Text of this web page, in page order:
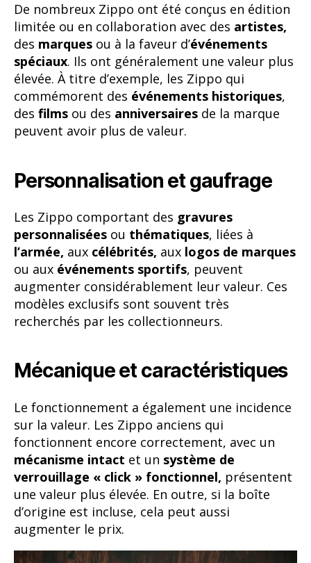
De nombreux Zippo ont été conçus en édition
limitée ou en collaboration avec des artistes,
des marques ou à la faveur d’événements
spéciaux. Ils ont généralement une valeur plus
élevée. À titre d’exemple, les Zippo qui
commémorent des événements historiques,
des films ou des anniversaires de la marque
peuvent avoir plus de valeur.
Personnalisation et gaufrage
Les Zippo comportant des gravures
personnalisées ou thématiques, liées à
l’armée, aux célébrités, aux logos de marques
ou aux événements sportifs, peuvent
augmenter considérablement leur valeur. Ces
modèles exclusifs sont souvent très
recherchés par les collectionneurs.
Mécanique et caractéristiques
Le fonctionnement a également une incidence
sur la valeur. Les Zippo anciens qui
fonctionnent encore correctement, avec un
mécanisme intact et un système de
verrouillage « click » fonctionnel, présentent
une valeur plus élevée. En outre, si la boîte
d’origine est incluse, cela peut aussi
augmenter le prix.